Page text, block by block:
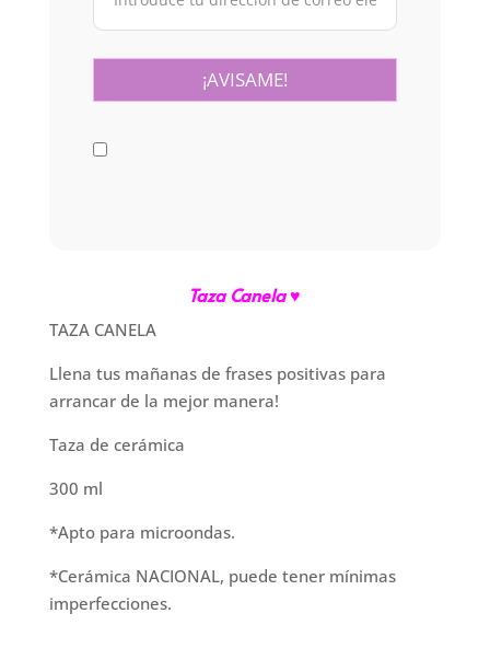
Taza Canela♥
TAZA CANELA
Llena tus mañanas de frases positivas para
arrancar de la mejor manera!
Taza de cerámica
300 ml
*Apto para microondas.
*Cerámica NACIONAL, puede tener mínimas
imperfecciones.